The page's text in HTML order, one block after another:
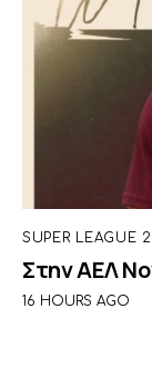
SUPER LEAGUE 2
Στην ΑΕΛ
16 HOURS AGO